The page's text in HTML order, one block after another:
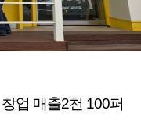
업 매출2천 100퍼